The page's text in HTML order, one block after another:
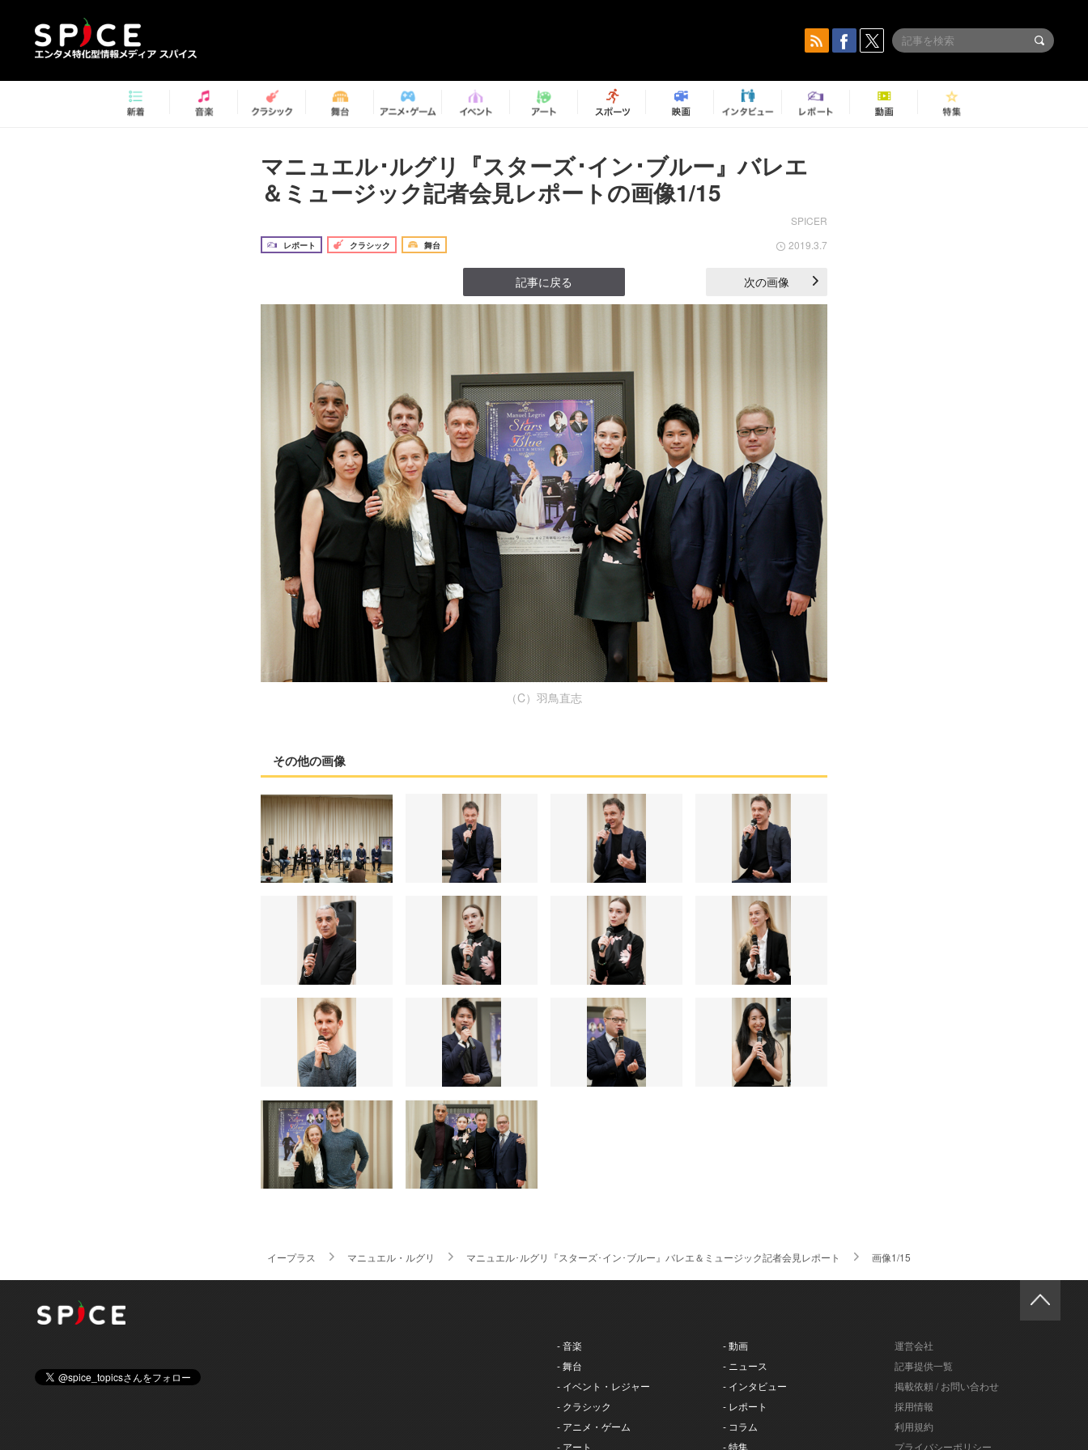
マニュエル･ルグリ『スターズ･イン･ブルー』バレエ
＆ミュージック記者会見レポートの画像1/15
SPICER
レポート クラシック 舞台 2019.3.7
記事に戻る 次の画像
（C）羽鳥直志
その他の画像
イープラス マニュエル・ルグリ マニュエル･ルグリ『スターズ･イン･ブルー』バレエ＆ミュージック記者会見レポート 画像1/15
- 音楽
- 舞台
- イベント・レジャー
- クラシック
- アニメ・ゲーム
- アート
- 動画
- ニュース
- インタビュー
- レポート
- コラム
- 特集
運営会社
記事提供一覧
掲載依頼 / お問い合わせ
採用情報
利用規約
プライバシーポリシー